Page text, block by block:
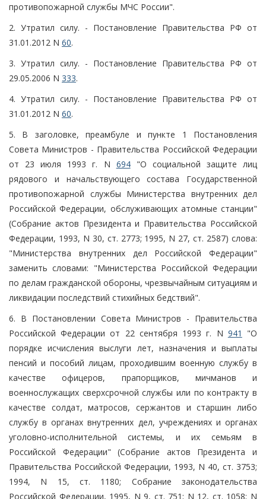
противопожарной службы МЧС России".
2. Утратил силу. - Постановление Правительства РФ от
31.01.2012 N 60.
3. Утратил силу. - Постановление Правительства РФ от
29.05.2006 N 333.
4. Утратил силу. - Постановление Правительства РФ от
31.01.2012 N 60.
5. В заголовке, преамбуле и пункте 1 Постановления
Совета Министров - Правительства Российской Федерации
от 23 июля 1993 г. N 694"О социальной защите лиц
рядового и начальствующего состава Государственной
противопожарной службы Министерства внутренних дел
Российской Федерации, обслуживающих атомные станции"
(Собрание актов Президента и Правительства Российской
Федерации, 1993, N 30, ст. 2773; 1995, N 27, ст. 2587) слова:
"Министерства внутренних дел Российской Федерации"
заменить словами: "Министерства Российской Федерации
по делам гражданской обороны, чрезвычайным ситуациям и
ликвидации последствий стихийных бедствий".
6. В Постановлении Совета Министров - Правительства
Российской Федерации от 22 сентября 1993 г. N 941
"О
порядке исчисления выслуги лет, назначения и выплаты
пенсий и пособий лицам, проходившим военную службу в
качестве офицеров, прапорщиков, мичманов и
военнослужащих сверхсрочной службы или по контракту в
качестве солдат, матросов, сержантов и старшин либо
службу в органах внутренних дел, учреждениях и органах
уголовно-исполнительной системы, и их семьям в
Российской Федерации" (Собрание актов Президента и
Правительства Российской Федерации, 1993, N 40, ст. 3753;
1994, N 15, ст. 1180; Собрание законодательства
Российской Федерации, 1995, N 9, ст. 751; N 12, ст. 1058; N